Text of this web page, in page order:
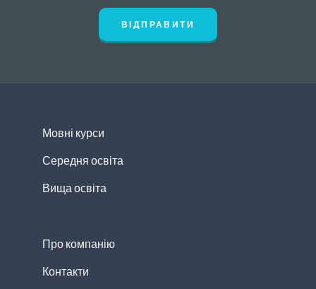
ВІДПРАВИТИ
Мовні курси
Середня освіта
Вища освіта
Про компанію
Контакти